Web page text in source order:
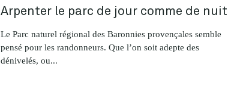
Arpenter le parc de jour comme de nuit
Le Parc naturel régional des Baronnies provençales semble
pensé pour les randonneurs. Que l’on soit adepte des
dénivelés, ou...